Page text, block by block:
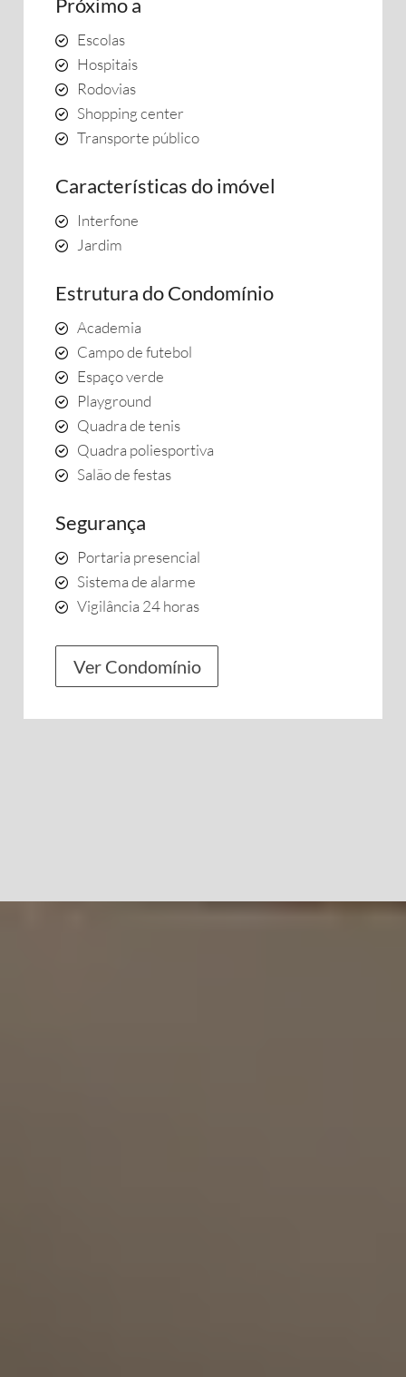
Próximo a
Escolas
Hospitais
Rodovias
Shopping center
Transporte público
Características do imóvel
Interfone
Jardim
Estrutura do Condomínio
Academia
Campo de futebol
Espaço verde
Playground
Quadra de tenis
Quadra poliesportiva
Salão de festas
Segurança
Portaria presencial
Sistema de alarme
Vigilância 24 horas
Ver Condomínio